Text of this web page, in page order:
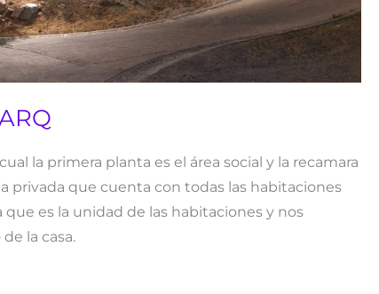
la primera planta es el área social y la recamara
privada que cuenta con todas las habitaciones
es la unidad de las habitaciones y nos
la casa.